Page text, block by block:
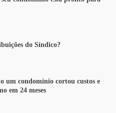
do Síndico?
um condomínio cortou custos e
em 24 meses